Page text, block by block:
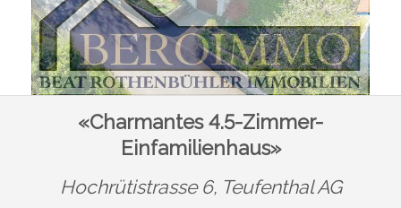
«Charmantes 4.5-Zimmer-
Einfamilienhaus»
Hochrütistrasse 6, Teufenthal AG